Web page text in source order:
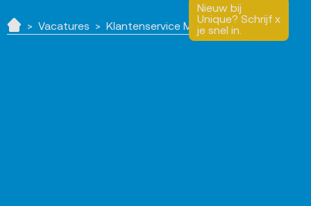
Nieuw bij
Unique? Schrijf
je snel in.
x
Vacatures Klantenservice Medewerker